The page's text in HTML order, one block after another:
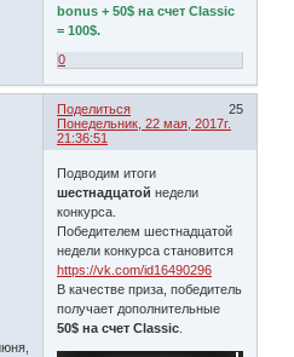
bonus + 50$ на счет Classic
= 100$.
0
Поделиться
25
Понедельник, 22 мая, 2017г.
21:36:51
Подводим итоги
шестнадцатой недели
конкурса.
Победителем шестнадцатой
недели конкурса становится
https://vk.com/id16490296
В качестве приза, победитель
получает дополнительные
50$ на счет Classic